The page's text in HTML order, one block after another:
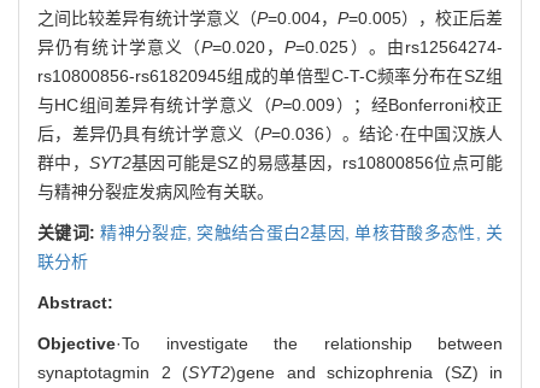
之间比较差异有统计学意义（P=0.004， P=0.005），校正后差
异仍有统计学意义（P=0.020，P=0.025）。由rs12564274-
rs10800856-rs61820945组成的单倍型C-T-C频率分布在SZ组
与HC组间差异有统计学意义（P=0.009）；经Bonferroni校正
后，差异仍具有统计学意义（P=0.036）。结论·在中国汉族人
群中， SYT2基因可能是SZ的易感基因，rs10800856位点可能
与精神分裂症发病风险有关联。
关键词:精神分裂症,突触结合蛋白2基因,单核苷酸多态性, 关
联分析
Abstract:
Objective·To investigate the relationship between
synaptotagmin 2 (SYT2)gene and schizophrenia (SZ) in